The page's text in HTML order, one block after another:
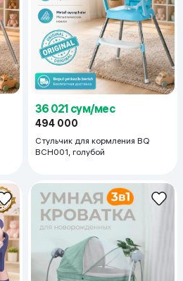
36 021 сум/мес
494 000
Стульчик для кормления BQ
BCH001, голубой